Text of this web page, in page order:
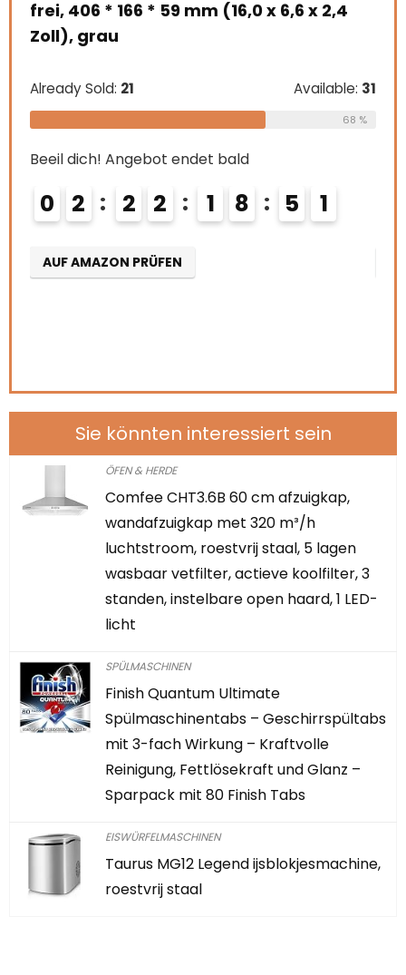
frei, 406 * 166 * 59 mm (16,0 x 6,6 x 2,4
Zoll), grau
Already Sold: 21 Available: 31
68 %
Beeil dich! Angebot endet bald
0 2 2 2 1 8 4
5 9
0
AUF AMAZON PRÜFEN
Sie könnten interessiert sein
ÖFEN & HERDE
Comfee CHT3.6B 60 cm afzuigkap,
wandafzuigkap met 320 m³/h
luchtstroom, roestvrij staal, 5 lagen
wasbaar vetfilter, actieve koolfilter, 3
standen, instelbare open haard, 1 LED-
licht
SPÜLMASCHINEN
Finish Quantum Ultimate
Spülmaschinentabs – Geschirrspültabs
mit 3-fach Wirkung – Kraftvolle
Reinigung, Fettlösekraft und Glanz –
Sparpack mit 80 Finish Tabs
EISWÜRFELMASCHINEN
Taurus MG12 Legend ijsblokjesmachine,
roestvrij staal